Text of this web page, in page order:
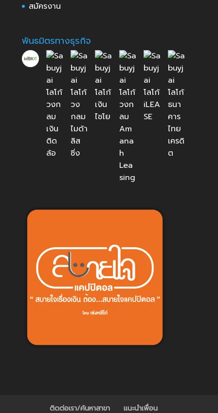
สมัครงาน
พันธมิตรทางธุรกิจ
ติดต่อเรา/ค้นหาสาขา แนะนำเพื่อน